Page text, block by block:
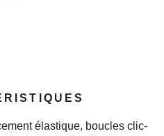
élastique, boucles clic-